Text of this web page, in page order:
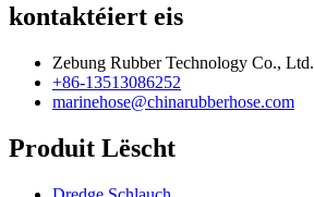
kontaktéiert eis
Zebung Rubber Technology Co., Ltd.
+86-13513086252
marinehose@chinarubberhose.com
Produit Lëscht